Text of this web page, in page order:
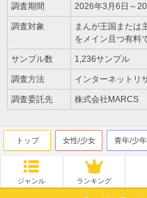
調査期間 2026年3月6日～
調査対象
まんが王国または
をメイン且つ有料
サンプル数 1,236サンプル
調査方法 インターネットリ
調査委託先 株式会社MARCS
トップ 女性/少女 青年/少年
ジャンル ランキング